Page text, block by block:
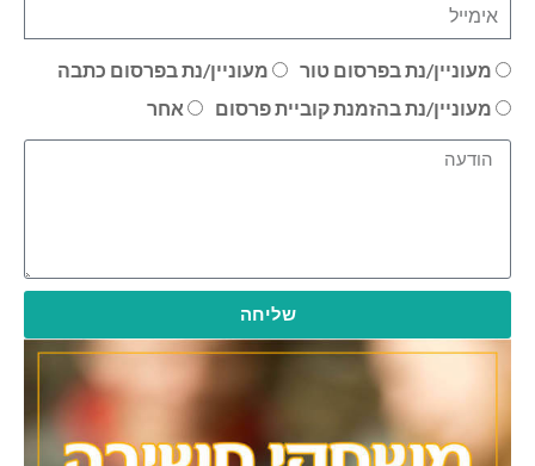
מעוניין/נת בפרסום טור
מעוניין/נת בפרסום כתבה
מעוניין/נת בהזמנת קוביית פרסום
אחר
שליחה